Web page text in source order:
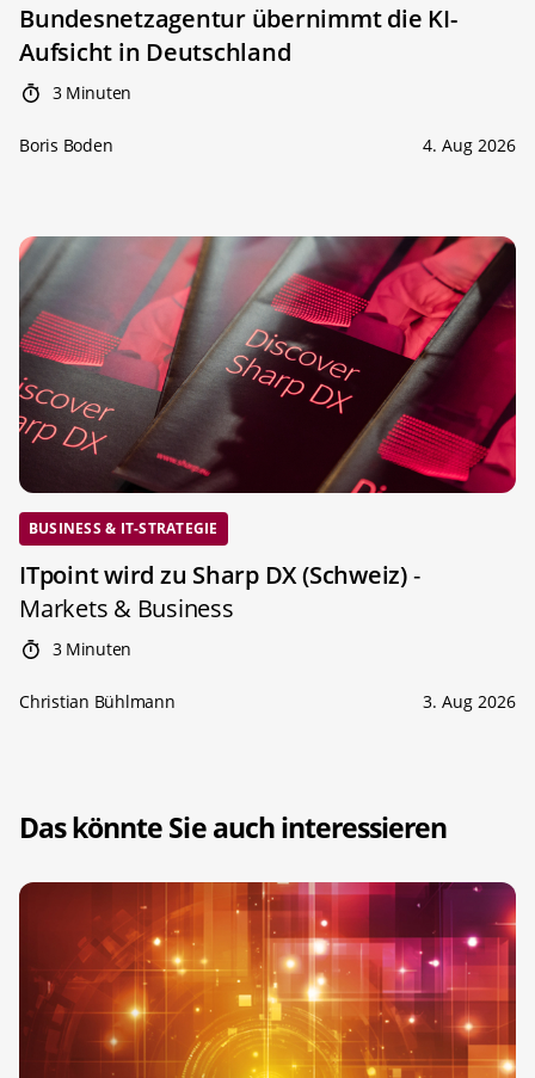
Bundesnetzagentur übernimmt die KI-
Aufsicht in Deutschland
3 Minuten
Boris Boden 4. Aug 2026
BUSINESS & IT-STRATEGIE
ITpoint wird zu Sharp DX (Schweiz)-
Markets & Business
3 Minuten
Christian Bühlmann 3. Aug 2026
Das könnte Sie auch interessieren